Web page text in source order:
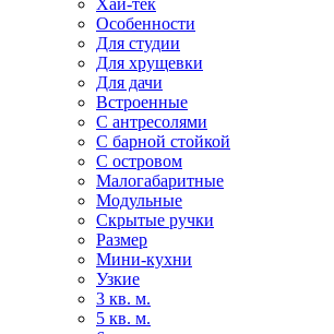
Хай-тек
Особенности
Для студии
Для хрущевки
Для дачи
Встроенные
С антресолями
С барной стойкой
С островом
Малогабаритные
Модульные
Скрытые ручки
Размер
Мини-кухни
Узкие
3 кв. м.
5 кв. м.